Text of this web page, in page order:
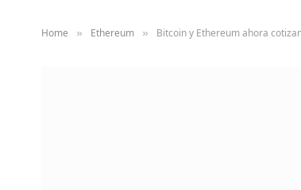
Home » Ethereum » Bitcoin y Ethereum ahora